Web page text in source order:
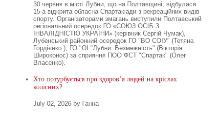
30 червня в місті Лубни, що на Полтавщині, відбулася
15-а відкрита обласна Спартакіади з рекреаційних видів
спорту. Організаторами змагань виступили Полтавський
регіональний осередок ГО «СОЮЗ ОСІБ З
ІНВАЛІДНІСТЮ УКРАЇНИ» (керівник Сергій Чумак),
Лубенський районний осередок ГО "ВО СОІУ" (Тетяна
Гордієнко ), ГО "ОІ "Лубни. Безмежність" (Вікторія
Широконос) за сприяння ПОО ФСТ "Спартак" (Олег
Власенко).
Хто потурбується про здоров’я людей на кріслах
колісних?
July 02, 2026 by Ганна